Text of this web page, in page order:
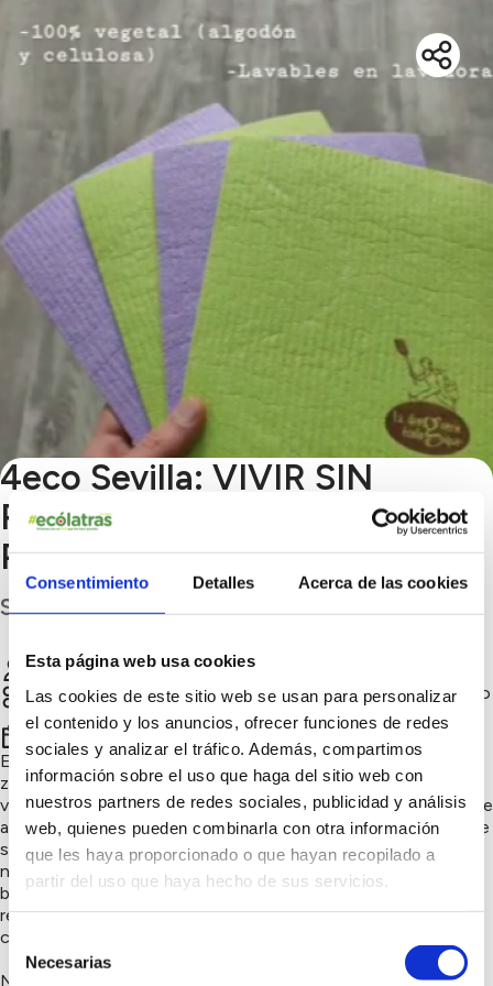
Consentimiento Detalles Acerca de las cookies
Esta página web usa cookies
Las cookies de este sitio web se usan para personalizar
el contenido y los anuncios, ofrecer funciones de redes
sociales y analizar el tráfico. Además, compartimos
información sobre el uso que haga del sitio web con
nuestros partners de redes sociales, publicidad y análisis
web, quienes pueden combinarla con otra información
que les haya proporcionado o que hayan recopilado a
partir del uso que haya hecho de sus servicios.
Selección
Necesarias
4eco Sevilla: VIVIR SIN
RESIDUOS, CUIDANDO EL
PLANETA 🌱
Sevilla
4eco Sevilla
Chatear
Sensibilización ambiental, Soluciones circulares, Consumo
responsable, Innovación sostenible
er trimestre 2026
En 4eco Sevilla trabajamos cada día para ofrecer productos
zero waste que nos permitan reducir al máximo los residuos y
vivir de forma más sostenible. Seleccionamos cuidadosamente
artículos reutilizables, a granel, compostables o duraderos que
sustituyen los productos de un solo uso que suelen llenar
nuestros hogares. Cada vez que rellenamos envases, usamos
bolsas de tela, elegimos cosmética sólida o utensilios
reutilizables, estamos evitando que plástico y materiales
contaminantes acaben en vertederos o mares.
Nos sentimos orgullosos de acompañar a nuestra comunidad